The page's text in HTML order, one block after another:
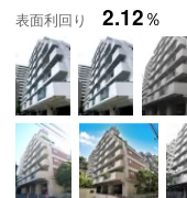
表面利回り 2.12％